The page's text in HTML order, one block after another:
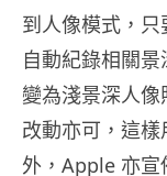
到人像模式，
自動紀錄相關
變為淺景深人
改動亦可，這
外，Apple 亦